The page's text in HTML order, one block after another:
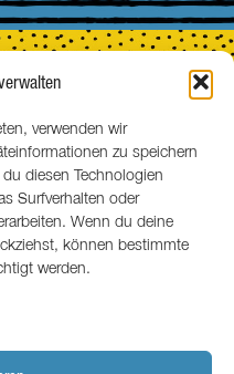
verwenden wir
zu speichern
diesen Technologien
Surfverhalten oder
Wenn du deine
können bestimmte
werden.